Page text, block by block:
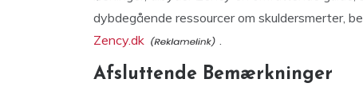
dybdegående ressourcer om skuldersmerter,
Zency.dk
.
Afsluttende Bemærkninger